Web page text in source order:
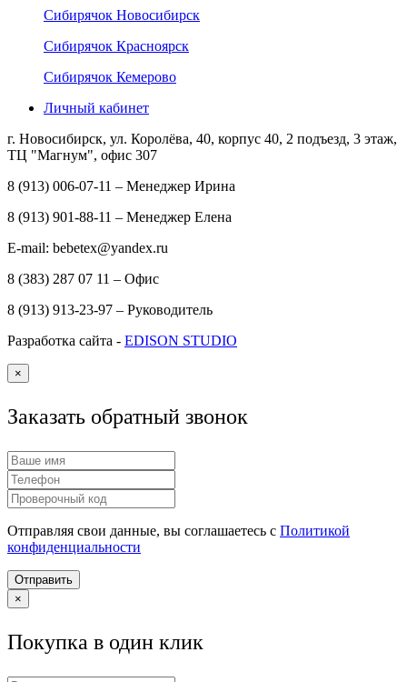
Сибирячок Новосибирск
Сибирячок Красноярск
Сибирячок Кемерово
Личный кабинет
г. Новосибирск, ул. Королёва, 40, корпус 40, 2 подъезд, 3 этаж,
ТЦ "Магнум", офис 307
8 (913) 006-07-11 – Менеджер Ирина
8 (913) 901-88-11 – Менеджер Елена
E-mail: bebetex@yandex.ru
8 (383) 287 07 11 – Офис
8 (913) 913-23-97 – Руководитель
Разработка сайта - EDISON STUDIO
×
Заказать обратный звонок
Отправляя свои данные, вы соглашаетесь с Политикой
конфиденциальности
Отправить
×
Покупка в один клик